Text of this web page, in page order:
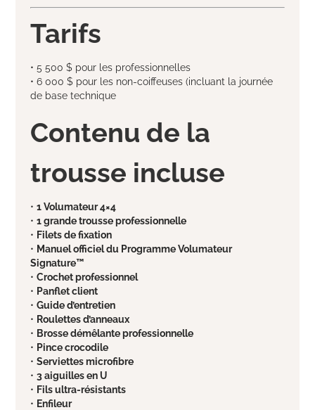
Tarifs
• 5 500 $ pour les professionnelles
• 6 000 $ pour les non-coiffeuses (incluant la journée
de base technique
Contenu de la
trousse incluse
• 1 Volumateur 4×4
• 1 grande trousse professionnelle
• Filets de fixation
• Manuel officiel du Programme Volumateur
Signature™
• Crochet professionnel
• Panflet client
• Guide d’entretien
• Roulettes d’anneaux
• Brosse démêlante professionnelle
• Pince crocodile
• Serviettes microfibre
• 3 aiguilles en U
• Fils ultra-résistants
• Enfileur